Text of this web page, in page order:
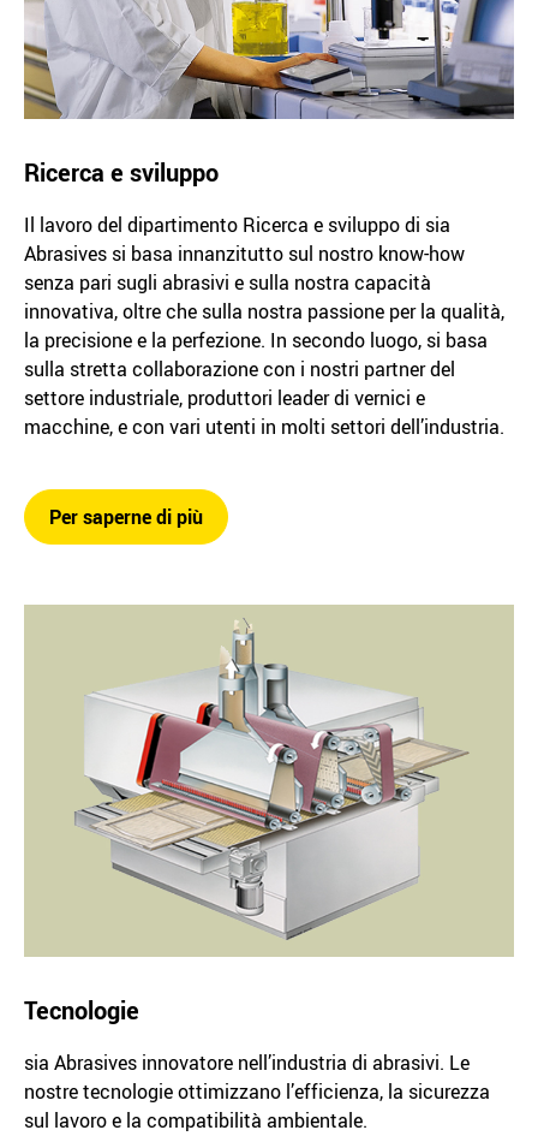
Ricerca e sviluppo
Il lavoro del dipartimento Ricerca e sviluppo di sia
Abrasives si basa innanzitutto sul nostro know-how
senza pari sugli abrasivi e sulla nostra capacità
innovativa, oltre che sulla nostra passione per la qualità,
la precisione e la perfezione. In secondo luogo, si basa
sulla stretta collaborazione con i nostri partner del
settore industriale, produttori leader di vernici e
macchine, e con vari utenti in molti settori dell’industria.
Per saperne di più
Tecnologie
sia Abrasives innovatore nell’industria di abrasivi. Le
nostre tecnologie ottimizzano l’efficienza, la sicurezza
sul lavoro e la compatibilità ambientale.